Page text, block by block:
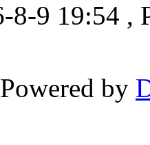
8-9 19:54 ,
by